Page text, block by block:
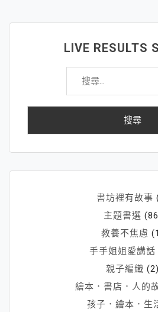
LIVE RESULTS
搜
關
書坊裡有故事
主題書選
教養不焦慮
手手姐姐愛講話
親子編織 (2)
繪本．書店．人的
孩子．繪本．生